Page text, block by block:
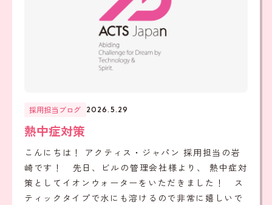
採用担当ブログ 2026.5.29
熱中症対策
こんにちは！ アクティス・ジャパン 採用担当の岩
崎です！ 先日、ビルの管理会社様より、 熱中症対
策としてイオンウォーターをいただきました！ ス
ティックタイプで水にも溶けるので非常に嬉しいで